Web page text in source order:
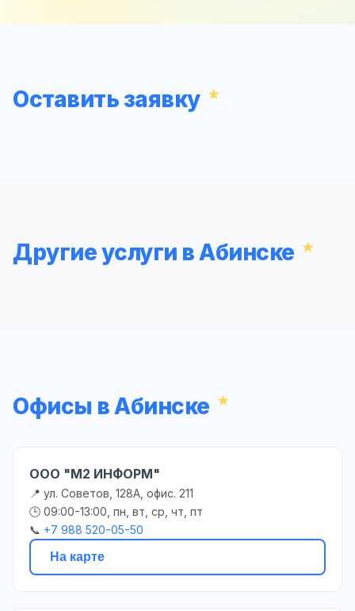
Оставить заявку
Другие услуги в Абинске
Офисы в Абинске
ООО "М2 ИНФОРМ"
📍 ул. Советов, 128А, офис. 211
🕒 09:00-13:00, пн, вт, ср, чт, пт
📞 +7 988 520-05-50
На карте